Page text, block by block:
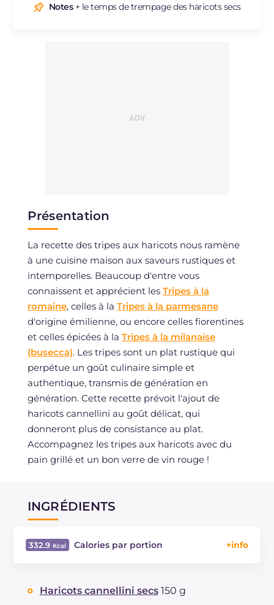
Notes+ le temps de trempage des haricots secs
Présentation
La recette des tripes aux haricots nous ramène
à une cuisine maison aux saveurs rustiques et
intemporelles. Beaucoup d'entre vous
connaissent et apprécient les Tripes à la
romaine, celles à la Tripes à la parmesane
d'origine émilienne, ou encore celles fiorentines
et celles épicées à la Tripes à la milanaise
(busecca). Les tripes sont un plat rustique qui
perpétue un goût culinaire simple et
authentique, transmis de génération en
génération. Cette recette prévoit l'ajout de
haricots cannellini au goût délicat, qui
donneront plus de consistance au plat.
Accompagnez les tripes aux haricots avec du
pain grillé et un bon verre de vin rouge !
INGRÉDIENTS
332.9 Calories par portion
Dont sucres
Haricots cannellini secs 150 g